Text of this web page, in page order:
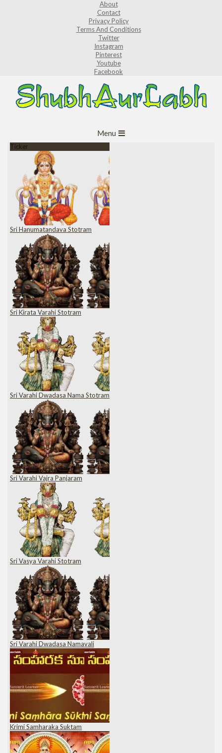
About
Contact
Privacy Policy
Terms And Conditions
Twitter
Instagram
Pinterest
Youtube
Facebook
Navigation
Menu
Ticker
Sri Hanumatandava Stotram
Sri Kirata Varahi Stotram
Sri Varahi Dwadasa Nama Stotram
Sri Varahi Vajra Panjaram
Sri Vasya Varahi Stotram
Sri Varahi Dwadasa Namavali
Krimi Samharaka Suktam